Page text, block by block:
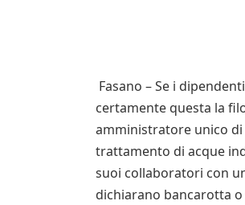
Fasano – Se i
certamente questa la
amministratore unico di
trattamento di acque
suoi collaboratori con
dichiarano bancarotta